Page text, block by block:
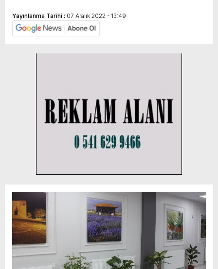
Yayınlanma Tarihi : 07 Aralık 2022 - 13:49